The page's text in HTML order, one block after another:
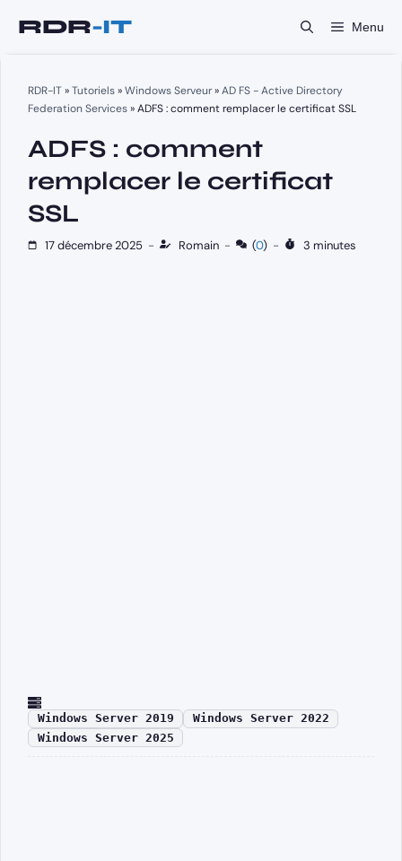
Menu
RDR-IT»Tutoriels»Windows Serveur»AD FS - Active Directory
Federation Services»ADFS : comment remplacer le certificat SSL
ADFS : comment
remplacer le certificat
SSL
17 décembre 2025 - Romain - (0) - 3 minutes
Windows Server 2019
Windows Server 2022
Windows Server 2025